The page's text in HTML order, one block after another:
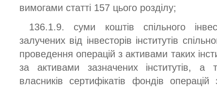
вимогами статті 157 цього розділу;
136.1.9. суми коштів спільного
залучених від інвесторів інститутів
проведення операцій з активами таких
за активами зазначених інститутів, а
власників сертифікатів фондів